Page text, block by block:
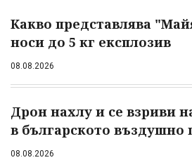
Какво представлява
носи до 5 кг експлозив
08.08.2026
Дрон нахлу и се взриви
в българското въздушно
08.08.2026